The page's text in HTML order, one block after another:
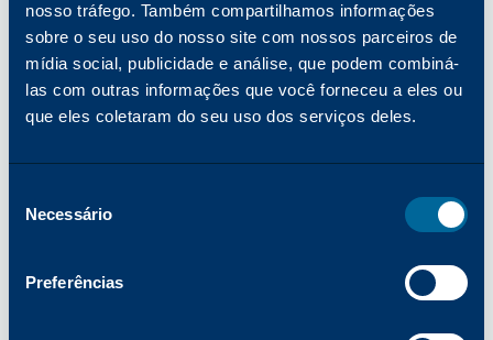
nosso tráfego. Também compartilhamos informações
sobre o seu uso do nosso site com nossos parceiros de
mídia social, publicidade e análise, que podem combiná-
las com outras informações que você forneceu a eles ou
que eles coletaram do seu uso dos serviços deles.
Necessário
Preferências
Erro de aplicativo: ocorreu uma exceção do lado do cliente ao
carregar o katun.com (consulte o console do navegador para